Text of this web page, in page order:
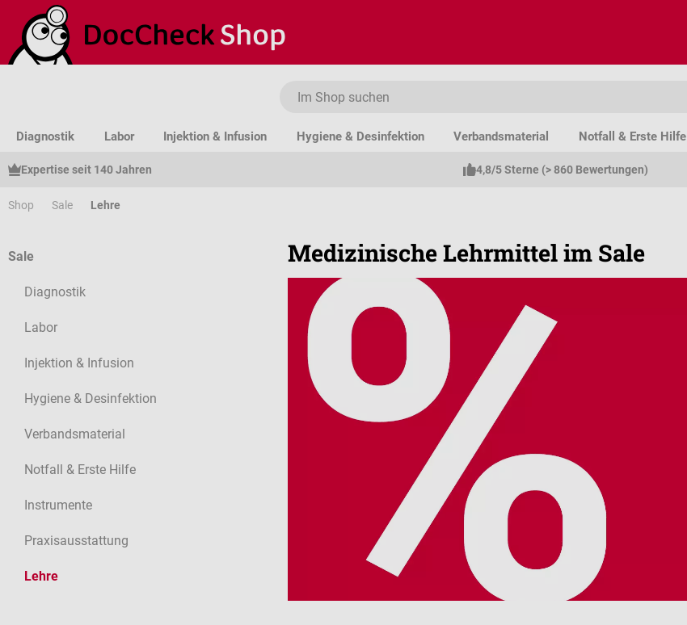
Hauptinhalt springen
Zur Suche springen
Zur Hauptnavigation springen
Diagnostik Labor Injektion & Infusion Hygiene & Desinfektion Verbandsmaterial Notfall & Erste Hilfe
Expertise seit 140 Jahren 4,8/5 Sterne (> 860 Bewertungen)
Shop Sale Lehre
Sale
Diagnostik
Labor
Injektion & Infusion
Hygiene & Desinfektion
Verbandsmaterial
Notfall & Erste Hilfe
Instrumente
Praxisausstattung
Lehre
Medizinische Lehrmittel im Sale